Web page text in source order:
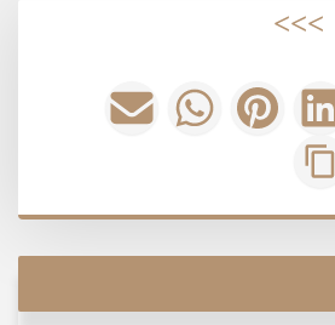
>>>